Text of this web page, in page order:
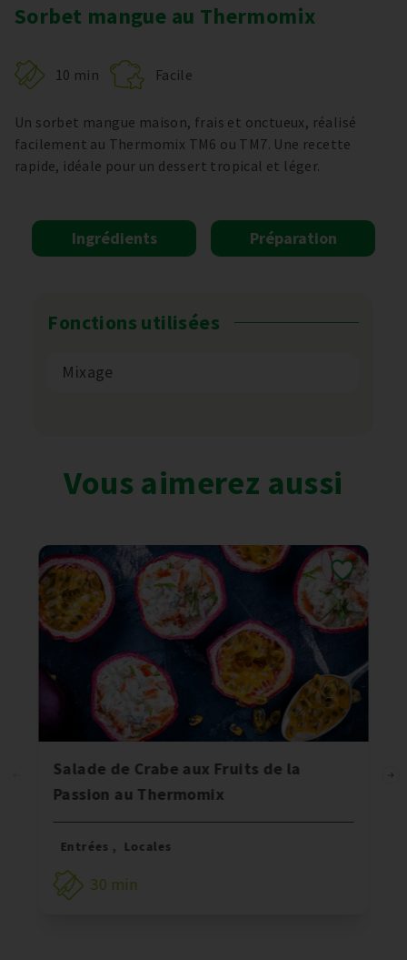
Sorbet mangue au Thermomix
10 min Facile
Un sorbet mangue maison, frais et onctueux, réalisé
facilement au Thermomix TM6 ou TM7. Une recette
rapide, idéale pour un dessert tropical et léger.
Ingrédients Préparation
Fonctions utilisées
Mixage
Vous aimerez aussi
Salade de Crabe aux Fruits de la
Passion au Thermomix
Entrées , Locales
30 min